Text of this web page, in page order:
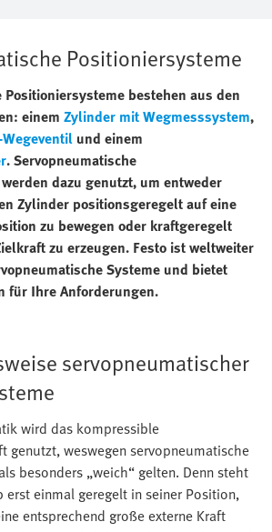
Positioniersysteme
bestehen aus den
einem Zylinder mit Wegmesssystem,
und einem
. Servopneumatische
dazu genutzt, um entweder
Zylinder positionsgeregelt auf eine
zu bewegen oder kraftgeregelt
zu erzeugen. Festo ist weltweiter
Systeme und bietet
für Ihre Anforderungen.
servopneumatischer
wird das kompressible
genutzt, weswegen servopneumatische
besonders „weich“ gelten. Denn steht
einmal geregelt in seiner Position,
entsprechend große externe Kraft